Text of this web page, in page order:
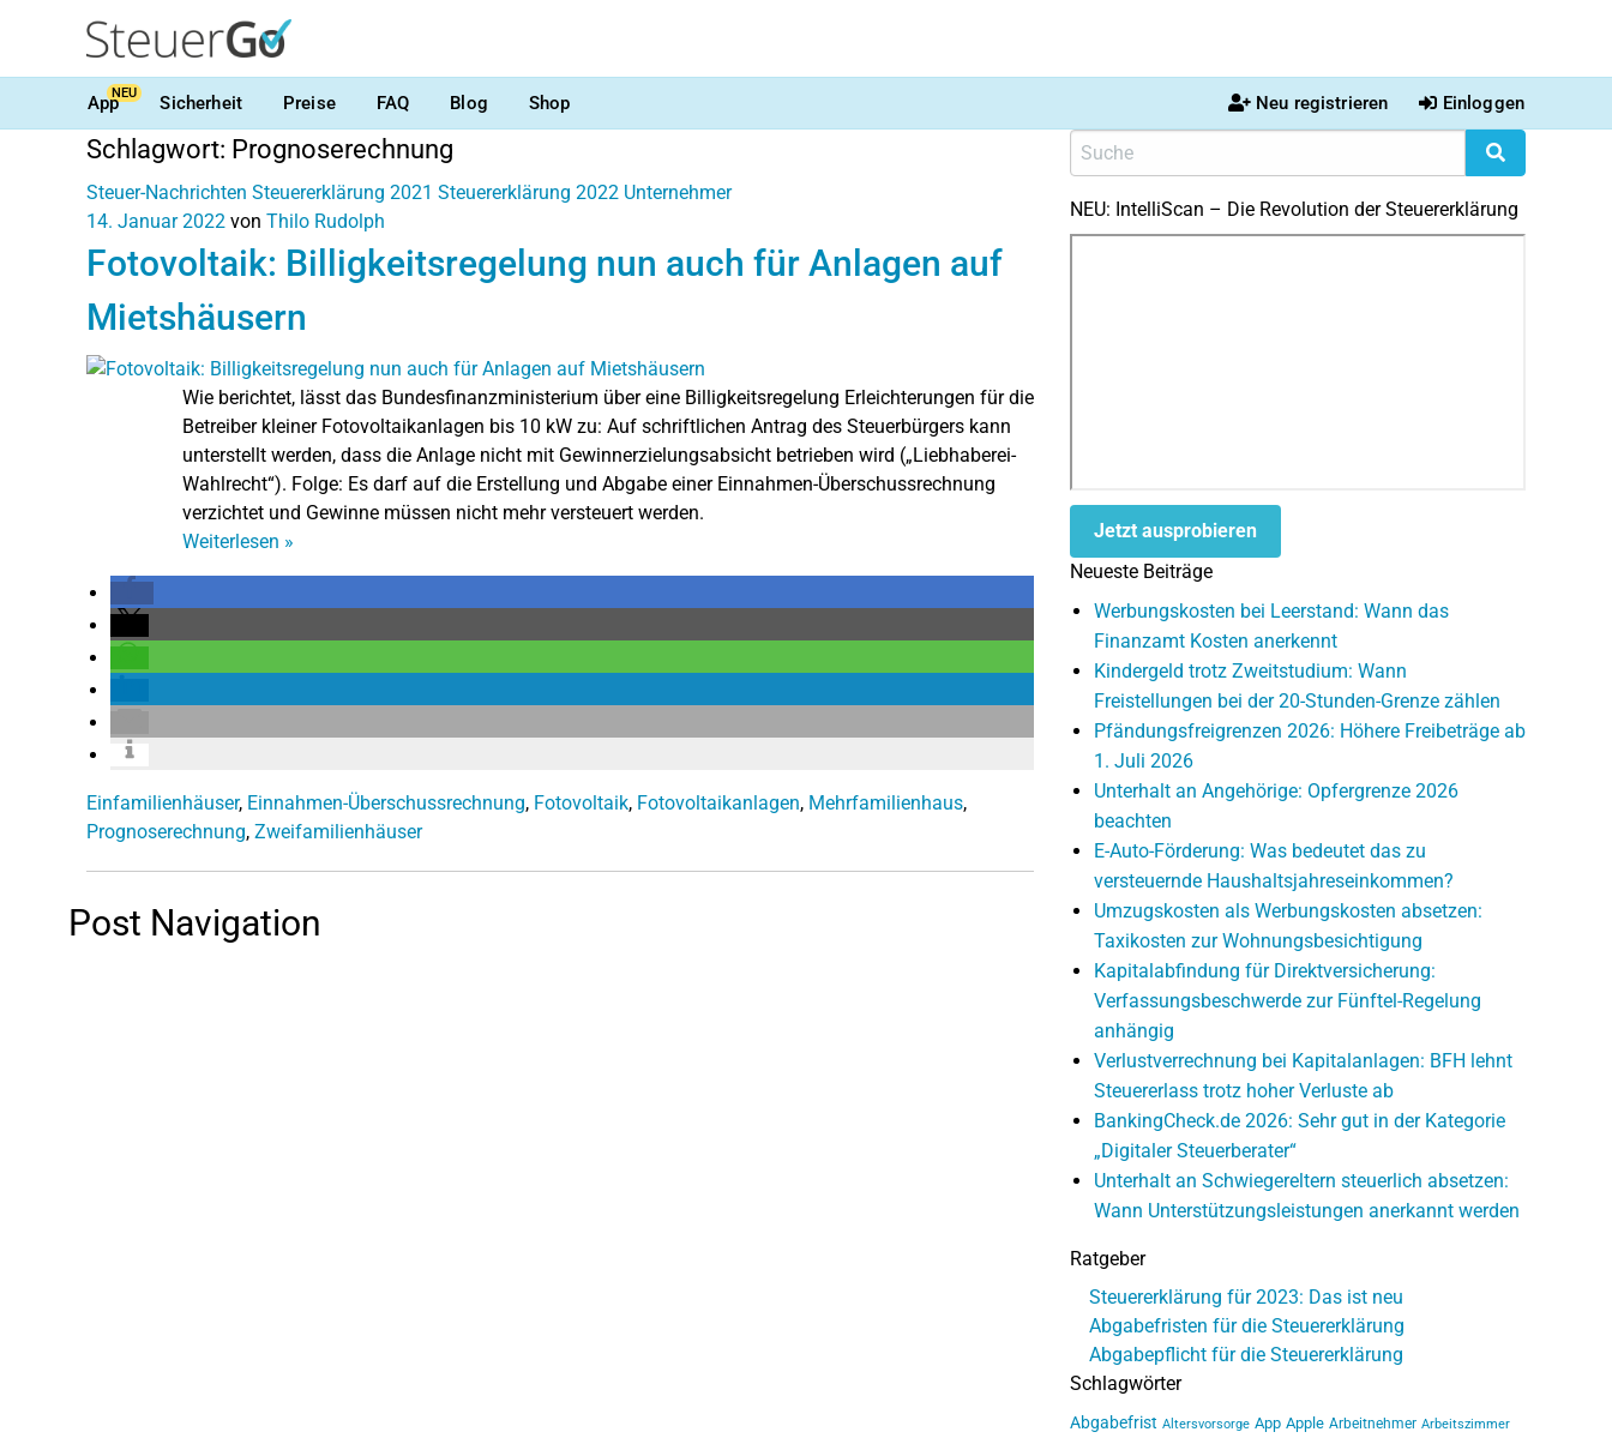
AppNEU Sicherheit Preise FAQ Blog Shop Neu registrieren Einloggen
Schlagwort: Prognoserechnung
Steuer-Nachrichten Steuererklärung 2021 Steuererklärung 2022 Unternehmer
14. Januar 2022 von Thilo Rudolph
Fotovoltaik: Billigkeitsregelung nun auch für Anlagen auf
Mietshäusern
Wie berichtet, lässt das Bundesfinanzministerium über eine Billigkeitsregelung Erleichterungen für die
Betreiber kleiner Fotovoltaikanlagen bis 10 kW zu: Auf schriftlichen Antrag des Steuerbürgers kann
unterstellt werden, dass die Anlage nicht mit Gewinnerzielungsabsicht betrieben wird („Liebhaberei-
Wahlrecht“). Folge: Es darf auf die Erstellung und Abgabe einer Einnahmen-Überschussrechnung
verzichtet und Gewinne müssen nicht mehr versteuert werden.
Weiterlesen »
Einfamilienhäuser, Einnahmen-Überschussrechnung, Fotovoltaik, Fotovoltaikanlagen, Mehrfamilienhaus,
Prognoserechnung, Zweifamilienhäuser
Post Navigation
NEU: IntelliScan – Die Revolution der Steuererklärung
Jetzt ausprobieren
Neueste Beiträge
Werbungskosten bei Leerstand: Wann das
Finanzamt Kosten anerkennt
Kindergeld trotz Zweitstudium: Wann
Freistellungen bei der 20-Stunden-Grenze zählen
Pfändungsfreigrenzen 2026: Höhere Freibeträge ab
1. Juli 2026
Unterhalt an Angehörige: Opfergrenze 2026
beachten
E-Auto-Förderung: Was bedeutet das zu
versteuernde Haushaltsjahreseinkommen?
Umzugskosten als Werbungskosten absetzen:
Taxikosten zur Wohnungsbesichtigung
Kapitalabfindung für Direktversicherung:
Verfassungsbeschwerde zur Fünftel-Regelung
anhängig
Verlustverrechnung bei Kapitalanlagen: BFH lehnt
Steuererlass trotz hoher Verluste ab
BankingCheck.de 2026: Sehr gut in der Kategorie
„Digitaler Steuerberater“
Unterhalt an Schwiegereltern steuerlich absetzen:
Wann Unterstützungsleistungen anerkannt werden
Ratgeber
Steuererklärung für 2023: Das ist neu
Abgabefristen für die Steuererklärung
Abgabepflicht für die Steuererklärung
Schlagwörter
Abgabefrist Altersvorsorge App Apple Arbeitnehmer Arbeitszimmer